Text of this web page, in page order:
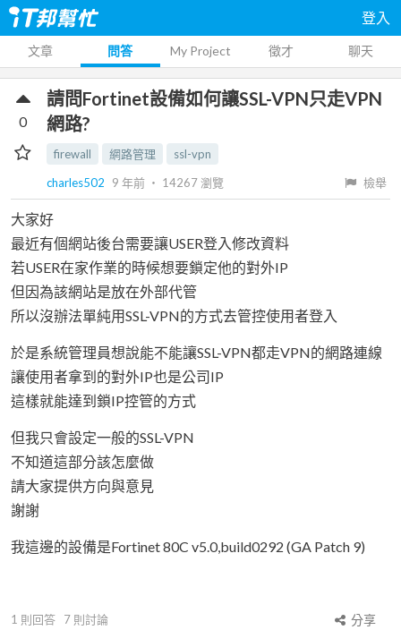
登入
文章 問答 My Project 徵才 聊天
請問Fortinet設備如何讓SSL-VPN只走VPN
網路?
firewall 網路管理
ssl-vpn
charles502
9 年前 ‧ 14267瀏覽 檢舉
0
大家好
最近有個網站後台需要讓USER登入修改資料
若USER在家作業的時候想要鎖定他的對外IP
但因為該網站是放在外部代管
所以沒辦法單純用SSL-VPN的方式去管控使用者登入
於是系統管理員想說能不能讓SSL-VPN都走VPN的網路連線
讓使用者拿到的對外IP也是公司IP
這樣就能達到鎖IP控管的方式
但我只會設定一般的SSL-VPN
不知道這部分該怎麼做
請大家提供方向與意見
謝謝
我這邊的設備是Fortinet 80C v5.0,build0292 (GA Patch 9)
1 則回答 7 則討論
分享